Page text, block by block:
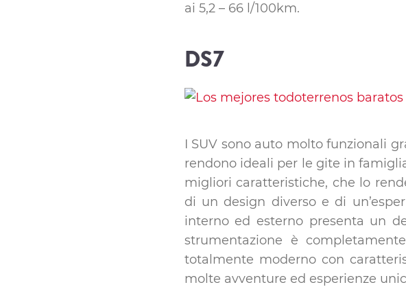
ai 5,2 – 66 l/100km.
DS7
I SUV sono auto molto funzionali
rendono ideali per le gite in
migliori caratteristiche, che lo
di un design diverso e di
interno ed esterno presenta un
strumentazione è
totalmente moderno con
molte avventure ed esperienze